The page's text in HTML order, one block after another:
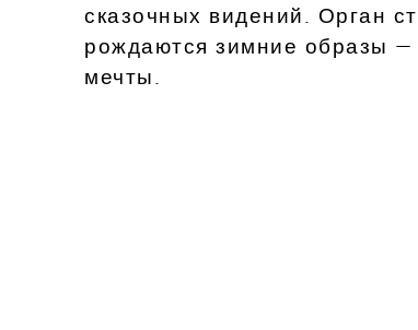
сказочных видений. Орган
рождаются зимние образы —
мечты.